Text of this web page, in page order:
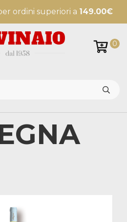
ordini superiori a 149.00€
0